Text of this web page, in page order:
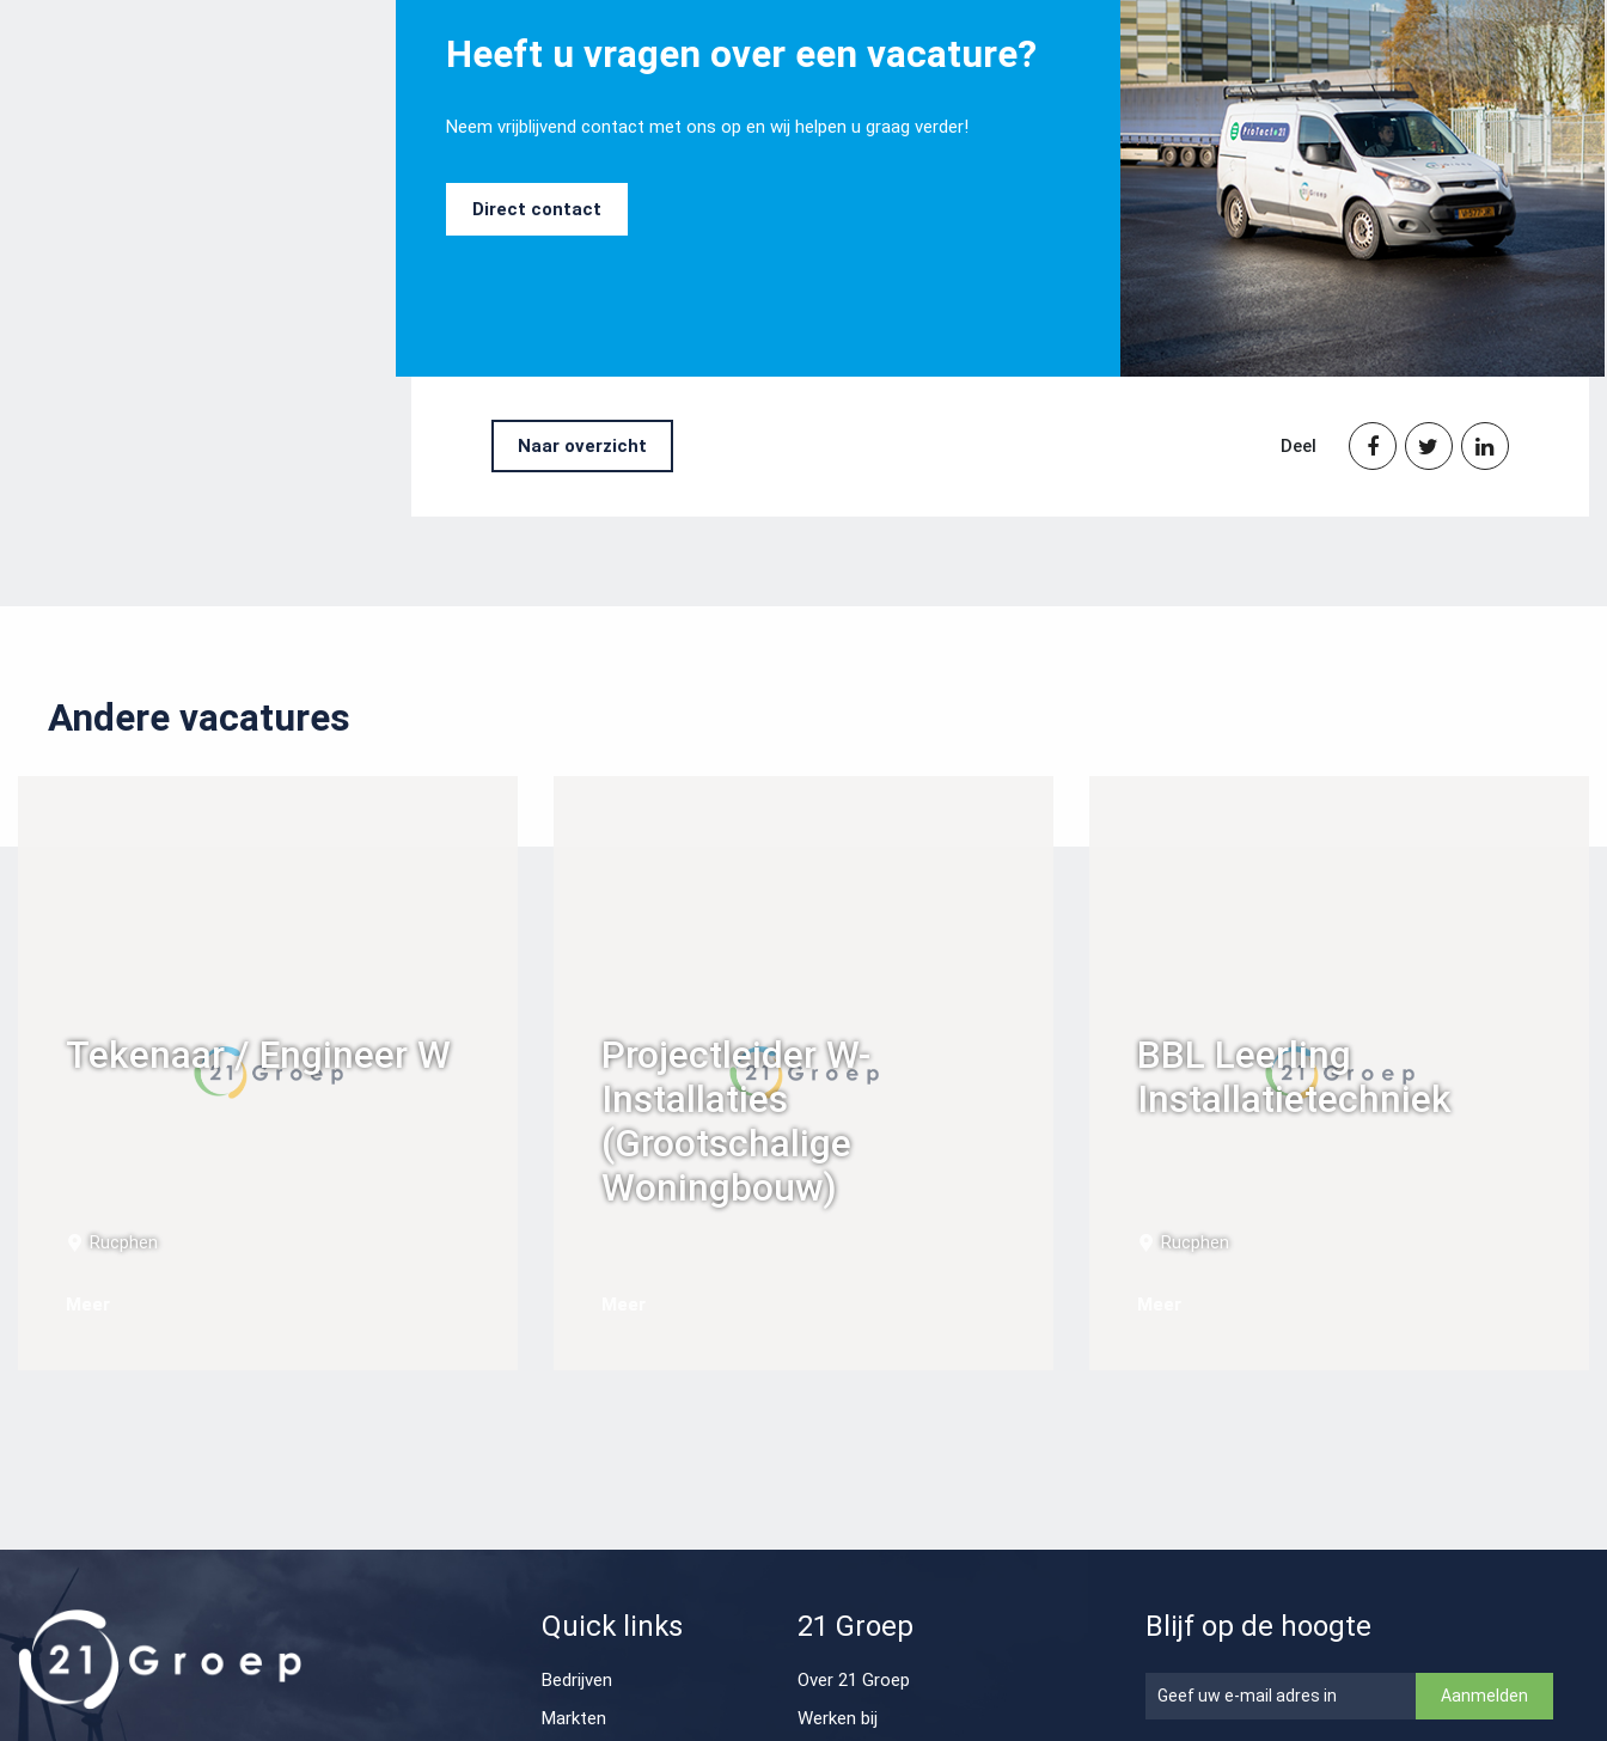
Heeft u vragen over een vacature?
Neem vrijblijvend contact met ons op en wij helpen u graag verder!
Direct contact
Deel   
Naar overzicht
Andere vacatures
Tekenaar / Engineer W
Rucphen
Projectleider W-
Installaties
(Grootschalige
Woningbouw)
BBL Leerling
Installatietechniek
Rucphen
Quick links
Bedrijven
Markten
21 Groep
Over 21 Groep
Werken bij
Blijf op de hoogte
Aanmelden